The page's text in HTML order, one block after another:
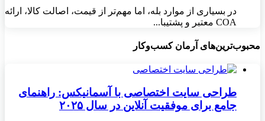
در بسیاری از موارد بله، اما مهم‌تر از قیمت، اصالت کالا، ارائه
COA معتبر و پشتیبا...
محبوب‌ترین‌های آرمان کسب‌وکار
طراحی سایت اختصاصی با آسمانیکس: راهنمای
جامع برای موفقیت آنلاین در سال ۲۰۲۵